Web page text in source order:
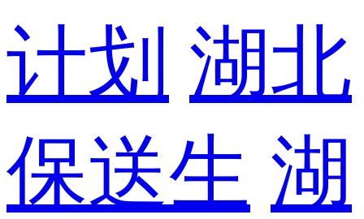
计划 湖北
保送生 湖